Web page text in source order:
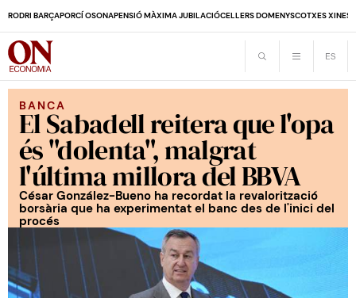
RODRI BARÇAPORCÍ OSONAPENSIÓ MÀXIMA JUBILACIÓCELLERS DOMENYSCOTXES
BANCA
El Sabadell reitera que l'opa
és "dolenta", malgrat
l'última millora del BBVA
César González-Bueno ha recordat la revalorització
borsària que ha experimentat el banc des de l'inici del
procés